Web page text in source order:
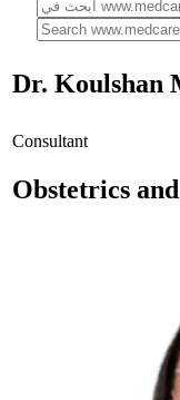
Dr. Koulshan
Consultant
Obstetrics